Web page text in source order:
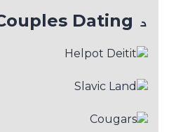
د Couples Dating لپاره متبادل